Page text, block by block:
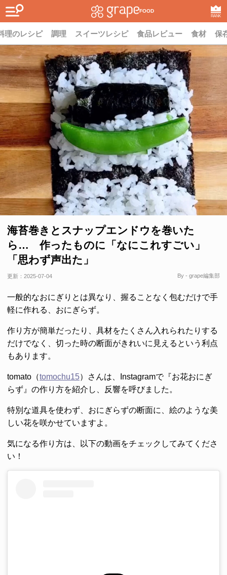
FOOD
RANK
理のレシピ 調理 スイーツレシピ 食品レビュー 食材 保
海苔巻きとスナップエンドウを巻いた
ら… 作ったものに「なにこれすごい」
「思わず声出た」
更新： 2025-07-04 By - grape編集部
一般的なおにぎりとは異なり、握ることなく包むだけで手
軽に作れる、おにぎらず。
作り方が簡単だったり、具材をたくさん入れられたりする
だけでなく、切った時の断面がきれいに見えるという利点
もあります。
tomato（tomochu15）さんは、Instagramで『お花おにぎ
らず』の作り方を紹介し、反響を呼びました。
特別な道具を使わず、おにぎらずの断面に、絵のような美
しい花を咲かせていますよ。
気になる作り方は、以下の動画をチェックしてみてくださ
い！